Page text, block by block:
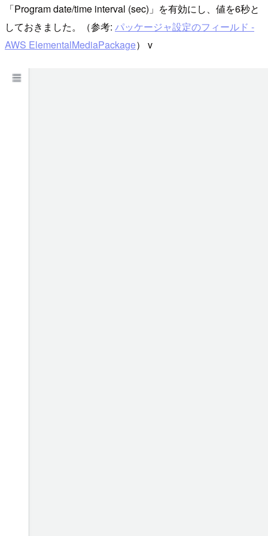
「Program date/time interval (sec)」を有効にし、値を6秒と
しておきました。（参考: パッケージャ設定のフィールド -
AWS ElementalMediaPackage） v